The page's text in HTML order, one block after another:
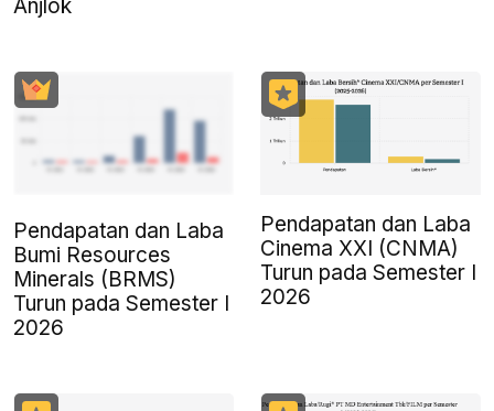
Anjlok
Pendapatan dan Laba
Bumi Resources
Minerals (BRMS)
Turun pada Semester I
2026
Pendapatan dan Laba
Cinema XXI (CNMA)
Turun pada Semester I
2026